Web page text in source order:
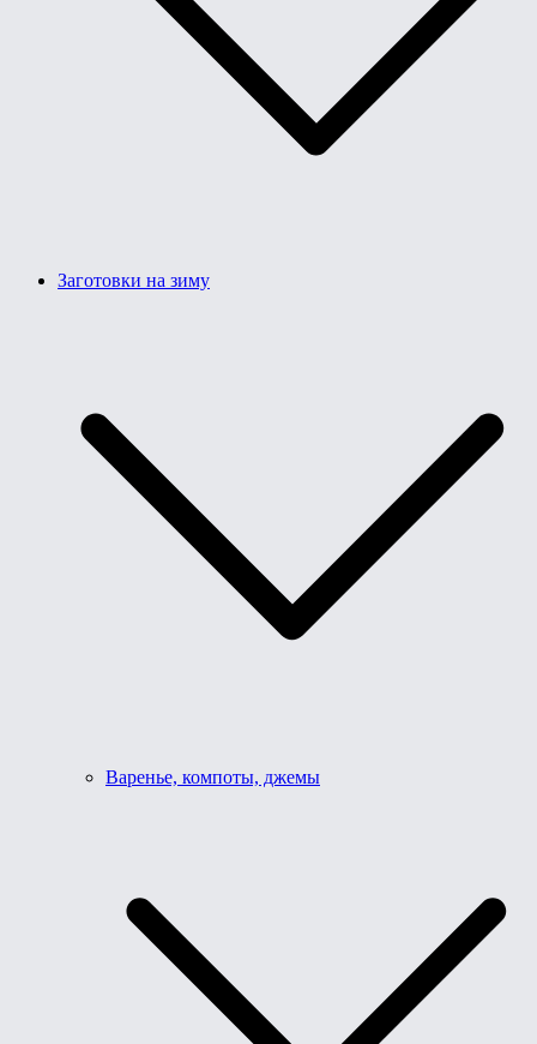
Заготовки на зиму
Варенье, компоты, джемы